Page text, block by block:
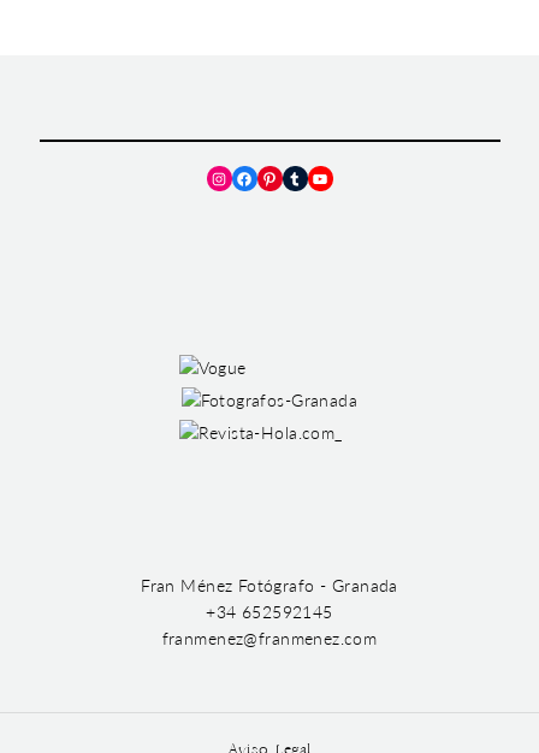
Instagram
Facebook
Pinterest
TumblrYouTube
Fran Ménez Fotógrafo - Granada
+34 652592145
franmenez@franmenez.com